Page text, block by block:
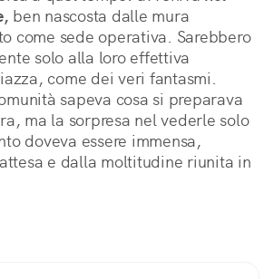
ben nascosta dalle mura
come sede operativa. Sarebbero
solo alla loro effettiva
come dei veri fantasmi.
sapeva cosa si preparava
ma la sorpresa nel vederle solo
doveva essere immensa,
e dalla moltitudine riunita in